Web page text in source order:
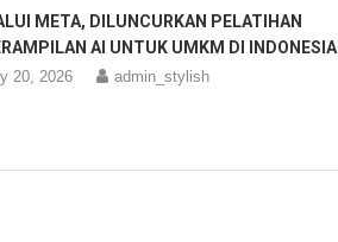
META, DILUNCURKAN PELATIHAN
AI UNTUK UMKM DI INDONESIA
20, 2026 admin_stylish